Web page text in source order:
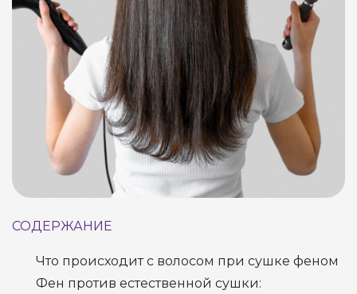
СОДЕРЖАНИЕ
Что происходит с волосом при сушке феном
Фен против естественной сушки: